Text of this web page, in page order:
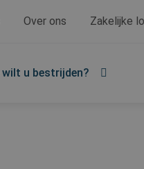
Over ons Zakelijke
u bestrijden?